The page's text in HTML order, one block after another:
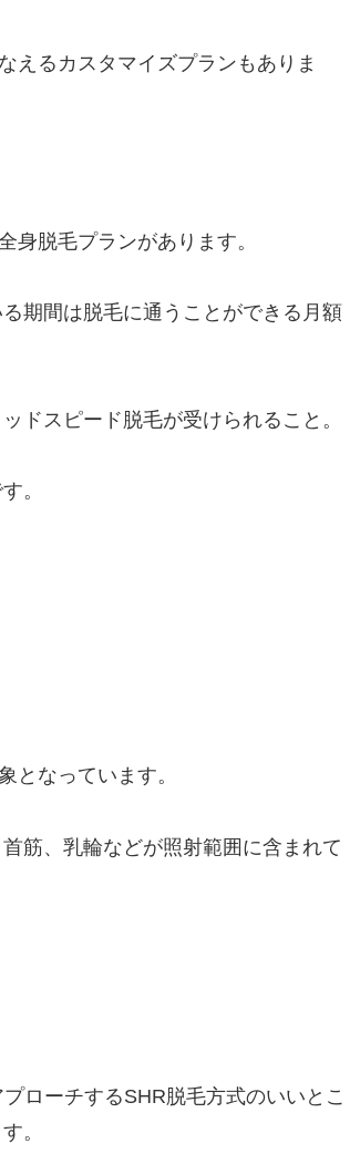
えるカスタマイズプランもありま
身脱毛プランがあります。
期間は脱毛に通うことができる月額
ドスピード脱毛が受けられること。
。
となっています。
筋、乳輪などが照射範囲に含まれて
ローチするSHR脱毛方式のいいとこ
。